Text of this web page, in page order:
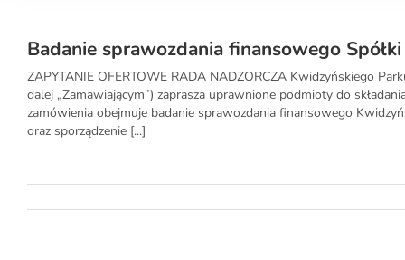
Badanie sprawozdania finansowego
ZAPYTANIE OFERTOWE RADA NADZORCZA Kwidzyńskiego
dalej „Zamawiającym”) zaprasza uprawnione podmioty do
zamówienia obejmuje badanie sprawozdania finansowego
oraz sporządzenie [...]